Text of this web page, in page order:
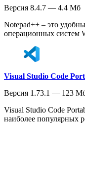
Версия 8.4.7 — 4.4 Мб
Notepad++ – это
операционных систем
Visual Studio Code
Версия 1.73.1 — 123
Visual Studio Code
наиболее популярных